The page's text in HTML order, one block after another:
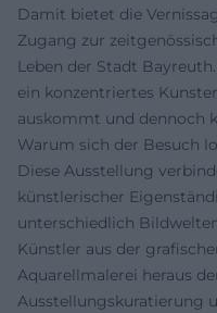
Damit bietet die
Zugang zur
Leben der Stadt
ein konzentriertes
auskommt und dennoch
Warum sich der Besuch
Diese Ausstellung
künstlerischer
unterschiedlich
Künstler aus der
Aquarellmalerei heraus
Ausstellungskuratierung